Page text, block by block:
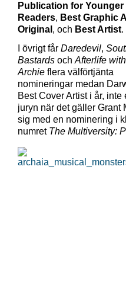
Publication for Younger
Readers, Best Graphic
Original , och Best Artist.
I övrigt får Daredevil,
Bastards och Afterlife with
Archie flera välförtjänta
nomineringar medan
Best Cover Artist i år,
juryn när det gäller Grant
sig med en nominering i
numret The Multiversity: